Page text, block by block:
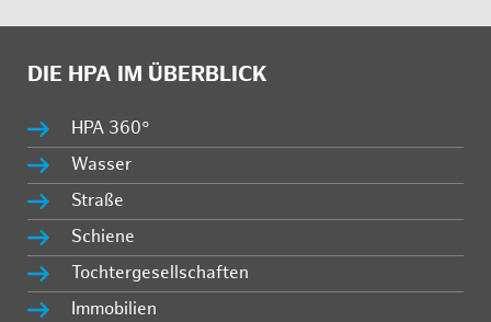
DIE HPA IM ÜBERBLICK
HPA 360°
Wasser
Straße
Schiene
Tochtergesellschaften
Immobilien